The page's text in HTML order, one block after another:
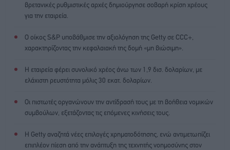
βρετανικές ρυθμιστικές αρχές δημιούργησε σοβαρή κρίση χρέους
για την εταιρεία.
Ο οίκος S&P υποβάθμισε την αξιολόγηση της Getty σε CCC+,
χαρακτηρίζοντας την κεφαλαιακή της δομή «μη βιώσιμη».
Η εταιρεία φέρει συνολικό χρέος άνω των 1,9 δισ. δολαρίων, με
ελάχιστη ρευστότητα μόλις 30 εκατ. δολαρίων.
Οι πιστωτές οργανώνουν την αντίδρασή τους με τη βοήθεια νομικών
συμβούλων, εξετάζοντας τις επόμενες κινήσεις τους.
Η Getty αναζητά νέες επιλογές χρηματοδότησης, ενώ αντιμετωπίζει
επιπλέον πίεση από την ανάπτυξη της τεχνητής νοημοσύνης στον